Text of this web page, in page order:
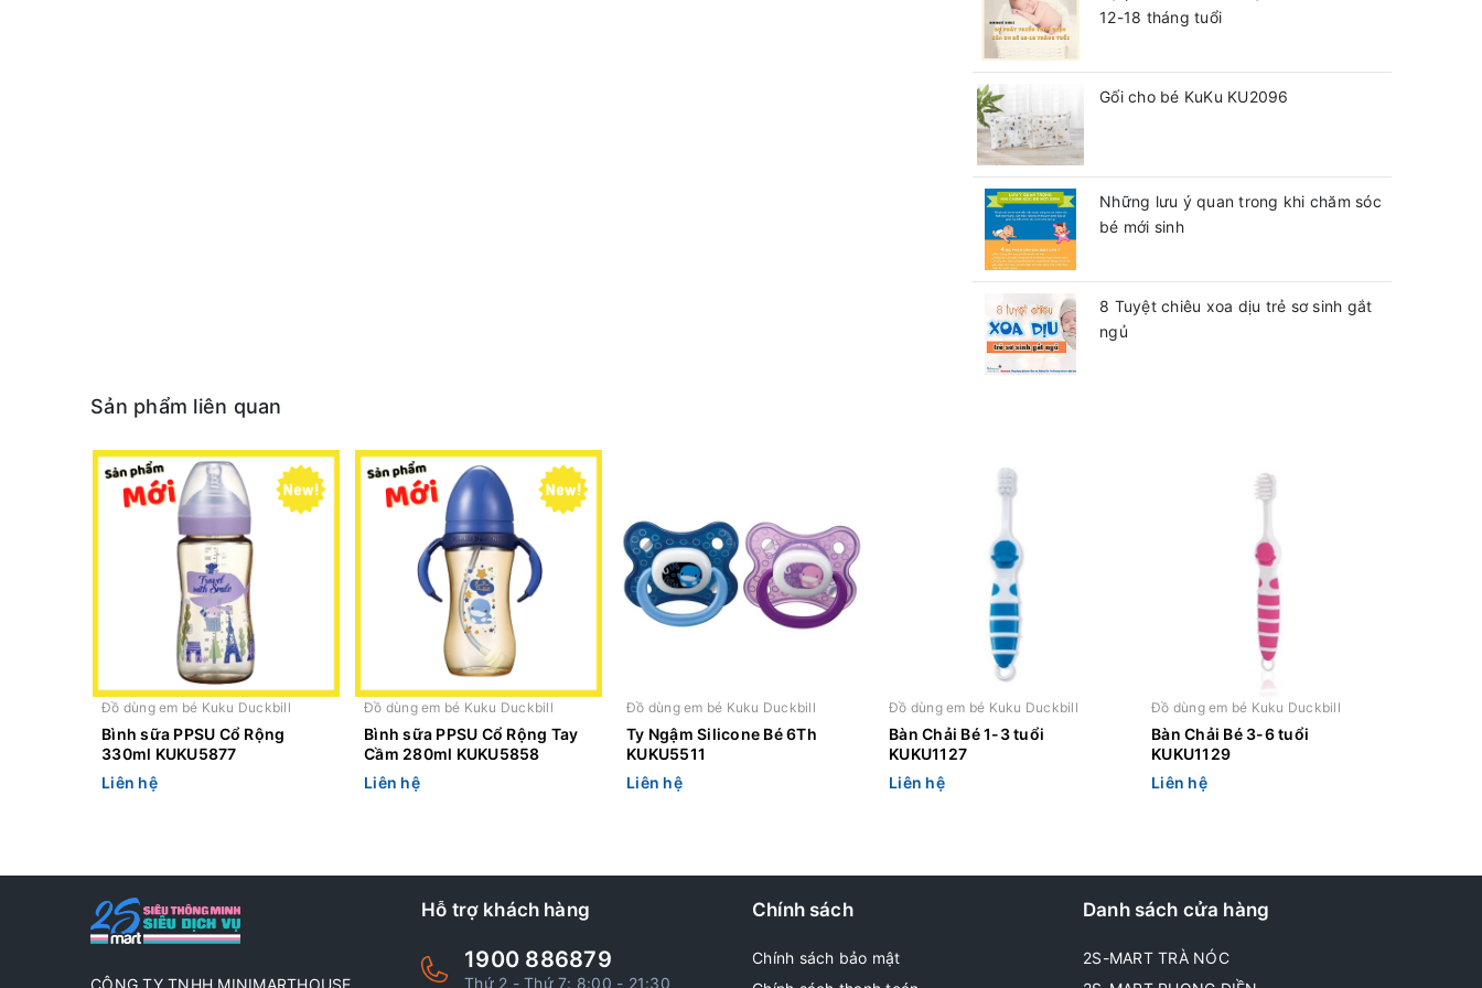
12-18 tháng tuổi
Gối cho bé KuKu KU2096
Những lưu ý quan trong khi chăm sóc
bé mới sinh
8 Tuyệt chiêu xoa dịu trẻ sơ sinh gắt
ngủ
Sản phẩm liên quan
Đồ dùng em bé Kuku Duckbill
Bình sữa PPSU Cổ Rộng
330ml KUKU5877
Liên hệ
Đồ dùng em bé Kuku Duckbill
Bình sữa PPSU Cổ Rộng Tay
Cầm 280ml KUKU5858
Liên hệ
Đồ dùng em bé Kuku Duckbill
Ty Ngậm Silicone Bé 6Th
KUKU5511
Liên hệ
Đồ dùng em bé Kuku Duckbill
Bàn Chải Bé 1-3 tuổi
KUKU1127
Liên hệ
Đồ dùng em bé Kuku Duckbill
Bàn Chải Bé 3-6 tuổi
KUKU1129
Liên hệ
CÔNG TY TNHH MINIMARTHOUSE
Hỗ trợ khách hàng
1900 886879
Thứ 2 - Thứ 7: 8:00 - 21:30
Chính sách
Chính sách bảo mật
Danh sách cửa hàng
2S-MART TRÀ NÓC